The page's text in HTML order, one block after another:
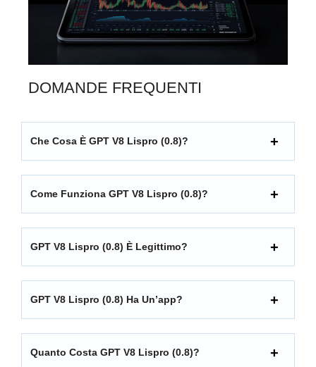
DOMANDE FREQUENTI
Che Cosa È GPT V8 Lispro (0.8)?
Come Funziona GPT V8 Lispro (0.8)?
GPT V8 Lispro (0.8) È Legittimo?
GPT V8 Lispro (0.8) Ha Un’app?
Quanto Costa GPT V8 Lispro (0.8)?